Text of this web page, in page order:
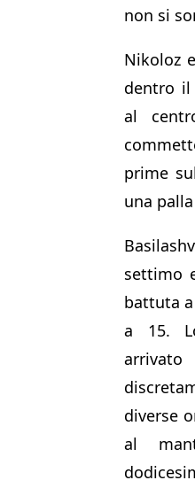
non si
Nikoloz
dentro il
al
prime
una
settimo
battuta
a 15.
diverse
al